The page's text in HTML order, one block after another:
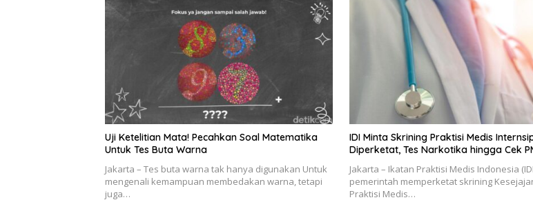
Uji Ketelitian Mata! Pecahkan Soal Matematika
Untuk Tes Buta Warna
Jakarta – Tes buta warna tak hanya digunakan Untuk
mengenali kemampuan membedakan warna, tetapi
juga…
IDI Minta Skrining Praktisi Medis
Diperketat, Tes Narkotika hingga Cek
Jakarta – Ikatan Praktisi Medis Indonesia
pemerintah memperketat skrining
Praktisi Medis…